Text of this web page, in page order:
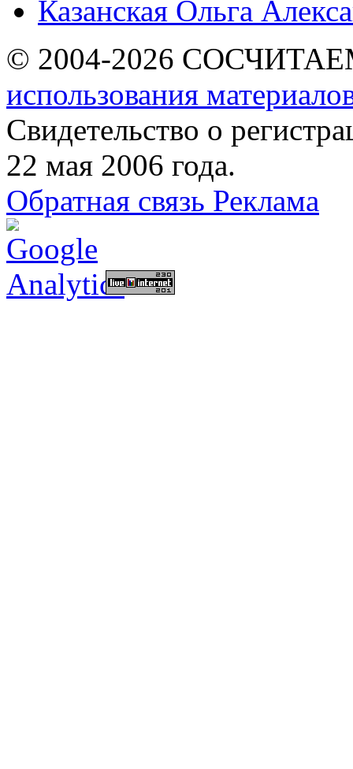
Казанская Ольга
© 2004-2026
использования
Свидетельство о
22 мая 2006 года.
Обратная связь Реклама